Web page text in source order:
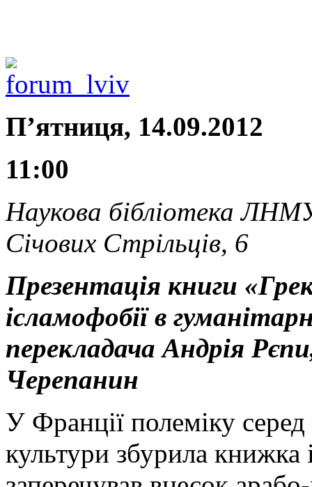
П’ятниця, 14.09.2012
11:00
Наукова бібліотека
Січових Стрільців, 6
Презентація книги
ісламофобії в
перекладача Андрія
Черепанин
У Франції полеміку серед
культури збурила книжка